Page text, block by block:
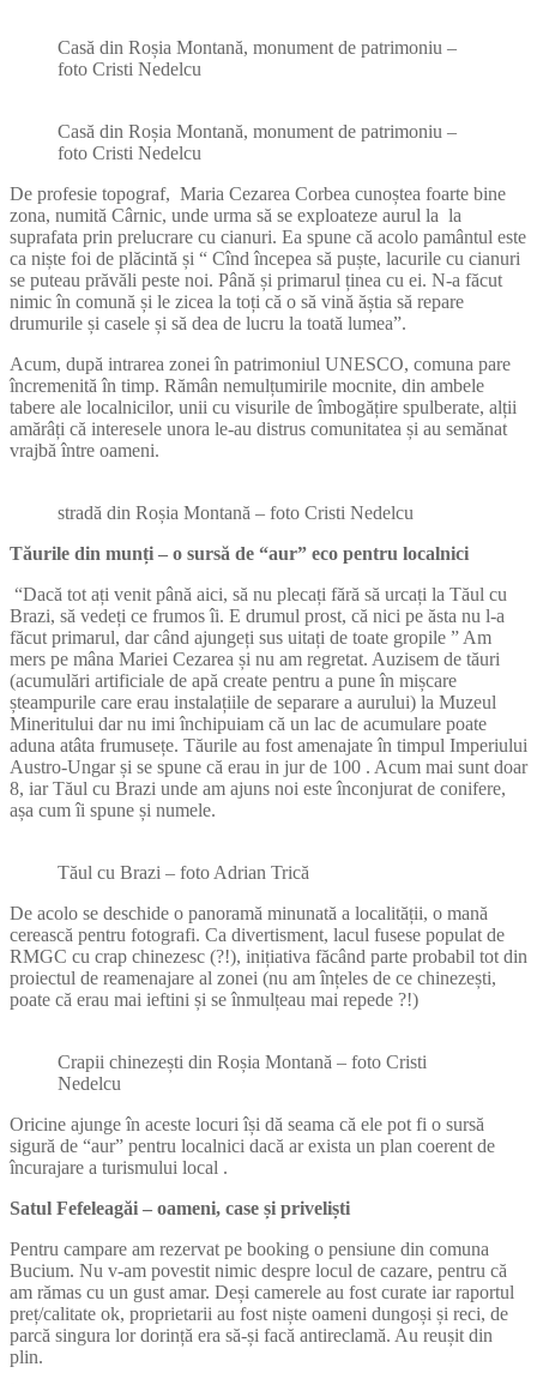
Casă din Roșia Montană, monument de patrimoniu –
foto Cristi Nedelcu
Casă din Roșia Montană, monument de patrimoniu –
foto Cristi Nedelcu
De profesie topograf, Maria Cezarea Corbea cunoștea foarte bine
zona, numită Cârnic, unde urma să se exploateze aurul la la
suprafata prin prelucrare cu cianuri. Ea spune că acolo pamântul este
ca niște foi de plăcintă și “ Cînd începea să puște, lacurile cu cianuri
se puteau prăvăli peste noi. Până și primarul ținea cu ei. N-a făcut
nimic în comună și le zicea la toți că o să vină ăștia să repare
drumurile și casele și să dea de lucru la toată lumea”.
Acum, după intrarea zonei în patrimoniul UNESCO, comuna pare
încremenită în timp. Rămân nemulțumirile mocnite, din ambele
tabere ale localnicilor, unii cu visurile de îmbogățire spulberate, alții
amărâți că interesele unora le-au distrus comunitatea și au semănat
vrajbă între oameni.
stradă din Roșia Montană – foto Cristi Nedelcu
Tăurile din munți – o sursă de “aur” eco pentru localnici
“Dacă tot ați venit până aici, să nu plecați fără să urcați la Tăul cu
Brazi, să vedeți ce frumos îi. E drumul prost, că nici pe ăsta nu l-a
făcut primarul, dar când ajungeți sus uitați de toate gropile ” Am
mers pe mâna Mariei Cezarea și nu am regretat. Auzisem de tăuri
(acumulări artificiale de apă create pentru a pune în mișcare
șteampurile care erau instalațiile de separare a aurului) la Muzeul
Mineritului dar nu imi închipuiam că un lac de acumulare poate
aduna atâta frumusețe. Tăurile au fost amenajate în timpul Imperiului
Austro-Ungar și se spune că erau in jur de 100 . Acum mai sunt doar
8, iar Tăul cu Brazi unde am ajuns noi este înconjurat de conifere,
așa cum îi spune și numele.
Tăul cu Brazi – foto Adrian Trică
De acolo se deschide o panoramă minunată a localității, o mană
cerească pentru fotografi. Ca divertisment, lacul fusese populat de
RMGC cu crap chinezesc (?!), inițiativa făcând parte probabil tot din
proiectul de reamenajare al zonei (nu am înțeles de ce chinezești,
poate că erau mai ieftini și se înmulțeau mai repede ?!)
Crapii chinezești din Roșia Montană – foto Cristi
Nedelcu
Oricine ajunge în aceste locuri își dă seama că ele pot fi o sursă
sigură de “aur” pentru localnici dacă ar exista un plan coerent de
încurajare a turismului local .
Satul Fefeleagăi – oameni, case și priveliști
Pentru campare am rezervat pe booking o pensiune din comuna
Bucium. Nu v-am povestit nimic despre locul de cazare, pentru că
am rămas cu un gust amar. Deși camerele au fost curate iar raportul
preț/calitate ok, proprietarii au fost niște oameni dungoși și reci, de
parcă singura lor dorință era să-și facă antireclamă. Au reușit din
plin.